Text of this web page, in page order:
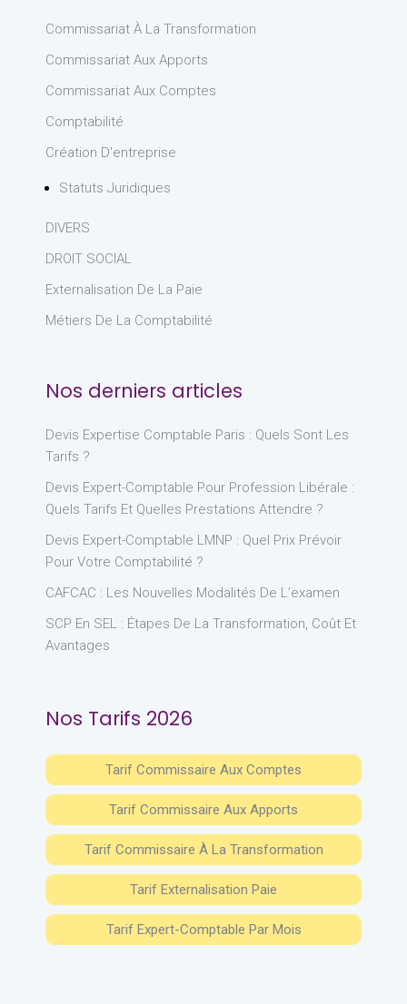
Commissariat À La Transformation
Commissariat Aux Apports
Commissariat Aux Comptes
Comptabilité
Création D'entreprise
Statuts Juridiques
DIVERS
DROIT SOCIAL
Externalisation De La Paie
Métiers De La Comptabilité
Nos derniers articles
Devis Expertise Comptable Paris : Quels Sont Les
Tarifs ?
Devis Expert-Comptable Pour Profession Libérale :
Quels Tarifs Et Quelles Prestations Attendre ?
Devis Expert-Comptable LMNP : Quel Prix Prévoir
Pour Votre Comptabilité ?
CAFCAC : Les Nouvelles Modalités De L’examen
SCP En SEL : Étapes De La Transformation, Coût Et
Avantages
Nos Tarifs 2026
Tarif Commissaire Aux Comptes
Tarif Commissaire Aux Apports
Tarif Commissaire À La Transformation
Tarif Externalisation Paie
Tarif Expert-Comptable Par Mois